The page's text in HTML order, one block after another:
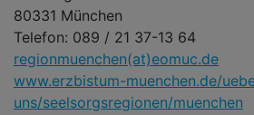
80331 München
Telefon: 089 / 21 37-13 64
regionmuenchen(at)eomuc.de
www.erzbistum-muenchen.de/
uns/seelsorgsregionen/muenchen